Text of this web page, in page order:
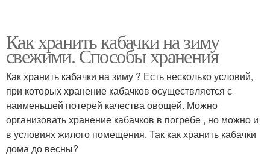
Как хранить кабачки на зиму
свежими. Способы хранения
Как хранить кабачки на зиму ? Есть несколько условий,
при которых хранение кабачков осуществляется с
наименьшей потерей качества овощей. Можно
организовать хранение кабачков в погребе , но можно и
в условиях жилого помещения. Так как хранить кабачки
дома до весны?